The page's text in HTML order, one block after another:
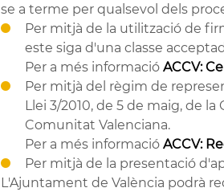
se a terme per qualsevol dels
Per mitjà de la utilització de
este siga d'una classe
Per a més informació ACCV:
Per mitjà del règim de
Llei 3/2010, de 5 de maig, de
Comunitat Valenciana.
Per a més informació ACCV:
Per mitjà de la presentació
L'Ajuntament de València podrà